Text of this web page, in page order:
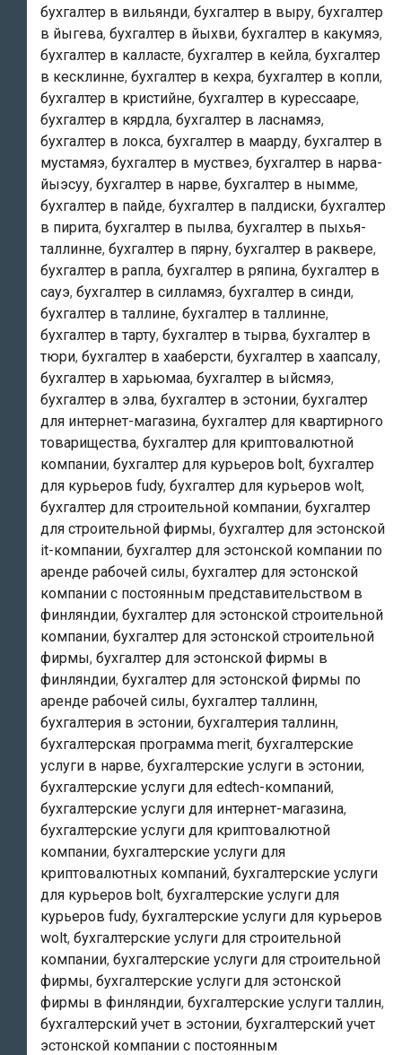
по
запросам
«бухгалтер
в
эстонии»
и
«бухгалтерские
услуги
в
эстонии»
!
бухгалтер в вильянди, бухгалтер в выру, бухгалтер
в йыгева, бухгалтер в йыхви, бухгалтер в какумяэ,
бухгалтер в калласте, бухгалтер в кейла, бухгалтер
в кесклинне, бухгалтер в кехра, бухгалтер в копли,
бухгалтер в кристийне, бухгалтер в курессааре,
бухгалтер в кярдла, бухгалтер в ласнамяэ,
бухгалтер в локса, бухгалтер в маарду, бухгалтер в
мустамяэ, бухгалтер в муствеэ, бухгалтер в нарва-
йыэсуу, бухгалтер в нарве, бухгалтер в нымме,
бухгалтер в пайде, бухгалтер в палдиски, бухгалтер
в пирита, бухгалтер в пылва, бухгалтер в пыхья-
таллинне, бухгалтер в пярну, бухгалтер в раквере,
бухгалтер в рапла, бухгалтер в ряпина, бухгалтер в
сауэ, бухгалтер в силламяэ, бухгалтер в синди,
бухгалтер в таллине, бухгалтер в таллинне,
бухгалтер в тарту, бухгалтер в тырва, бухгалтер в
тюри, бухгалтер в хааберсти, бухгалтер в хаапсалу,
бухгалтер в харьюмаа, бухгалтер в ыйсмяэ,
бухгалтер в элва, бухгалтер в эстонии, бухгалтер
для интернет-магазина, бухгалтер для квартирного
товарищества, бухгалтер для криптовалютной
компании, бухгалтер для курьеров bolt, бухгалтер
для курьеров fudy, бухгалтер для курьеров wolt,
бухгалтер для строительной компании, бухгалтер
для строительной фирмы, бухгалтер для эстонской
it-компании, бухгалтер для эстонской компании по
аренде рабочей силы, бухгалтер для эстонской
компании с постоянным представительством в
финляндии, бухгалтер для эстонской строительной
компании, бухгалтер для эстонской строительной
фирмы, бухгалтер для эстонской фирмы в
финляндии, бухгалтер для эстонской фирмы по
аренде рабочей силы, бухгалтер таллинн,
бухгалтерия в эстонии, бухгалтерия таллинн,
бухгалтерская программа merit, бухгалтерские
услуги в нарве, бухгалтерские услуги в эстонии,
бухгалтерские услуги для edtech-компаний,
бухгалтерские услуги для интернет-магазина,
бухгалтерские услуги для криптовалютной
компании, бухгалтерские услуги для
криптовалютных компаний, бухгалтерские услуги
для курьеров bolt, бухгалтерские услуги для
курьеров fudy, бухгалтерские услуги для курьеров
wolt, бухгалтерские услуги для строительной
компании, бухгалтерские услуги для строительной
фирмы, бухгалтерские услуги для эстонской
фирмы в финляндии, бухгалтерские услуги таллин,
бухгалтерский учет в эстонии, бухгалтерский учет
эстонской компании с постоянным